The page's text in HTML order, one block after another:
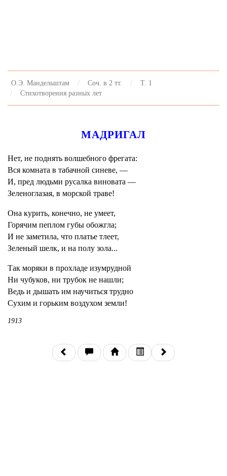
О.Э. Мандельштам Соч. в 2 тт.
Т. 1
Стихотворения разных лет
МАДРИГАЛ
Нет, не поднять волшебного фрегата:
Вся комната в табачной синеве, —
И, пред людьми русалка виновата —
Зеленоглазая, в морской траве!
Она курить, конечно, не умеет,
Горячим пеплом губы обожгла;
И не заметила, что платье тлеет,
Зеленый шелк, и на полу зола...
Так моряки в прохладе изумрудной
Ни чубуков, ни трубок не нашли;
Ведь и дышать им научиться трудно
Сухим и горьким воздухом земли!
1913